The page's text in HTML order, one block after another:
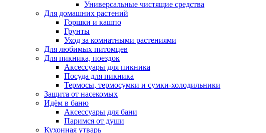
Универсальные чистящие средства
Для домашних растений
Горшки и кашпо
Грунты
Уход за комнатными растениями
Для любимых питомцев
Для пикника, поездок
Аксессуары для пикника
Посуда для пикника
Термосы, термосумки и сумки-холодильники
Защита от насекомых
Идём в баню
Аксессуары для бани
Паримся от души
Кухонная утварь